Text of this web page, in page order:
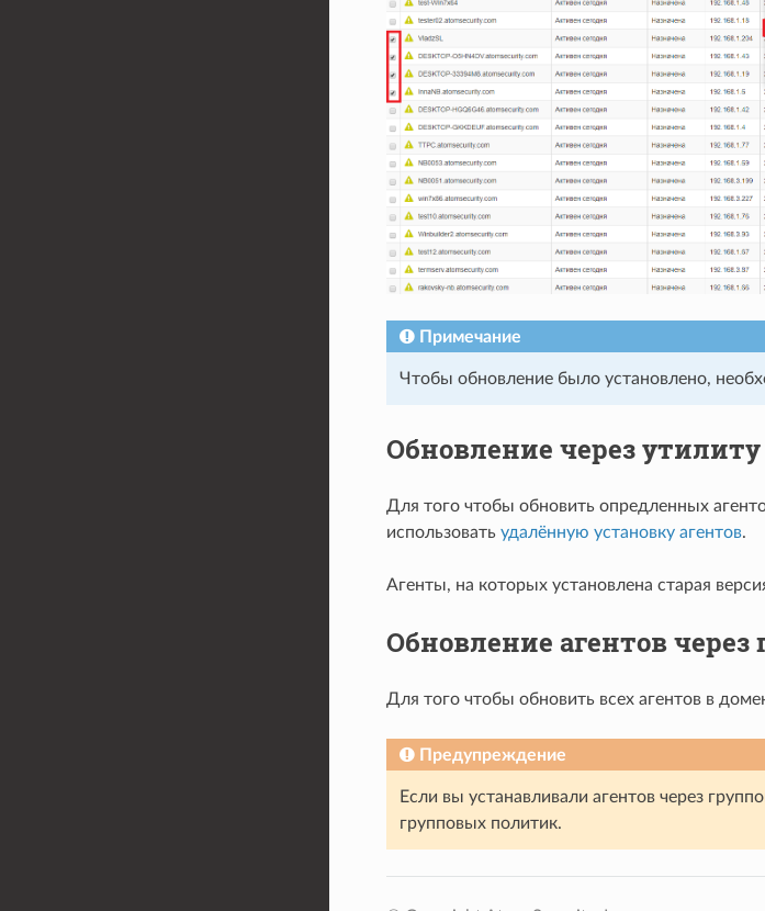
Примечание
Чтобы обновление было установлено,
Обновление через
Для того чтобы обновить опредленных
использовать удалённую установку агентов.
Агенты, на которых установлена старая
Обновление агентов
Для того чтобы обновить всех агентов в
Предупреждение
Если вы устанавливали агентов через
групповых политик.